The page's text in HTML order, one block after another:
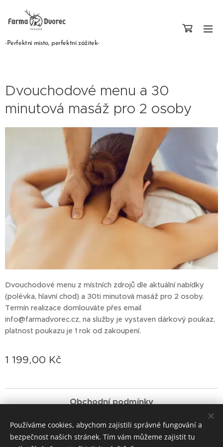
-Perfektní místo, perfektní zážitek-
Dvouchodové menu a 30
minutová masáž pro 2 osoby
Dvouchodové menu z místních zdrojů dle aktuální nabídky
(polévka, hlavní chod) a 30ti minutová masáž pro 2 osoby.
Termín realizace domlouváte přes email
info@farmadvorec.cz, na služby je vystaven dárkový poukaz,
platnost poukazu je 1 rok od zakoupení.
1 199,00 Kč
Obchodní podmínky
Pravidla ochrany soukromí Cookies
Používáme cookies, abychom zajistili správné fungování a
bezpečnost našich stránek. Tím vám můžeme zajistit tu